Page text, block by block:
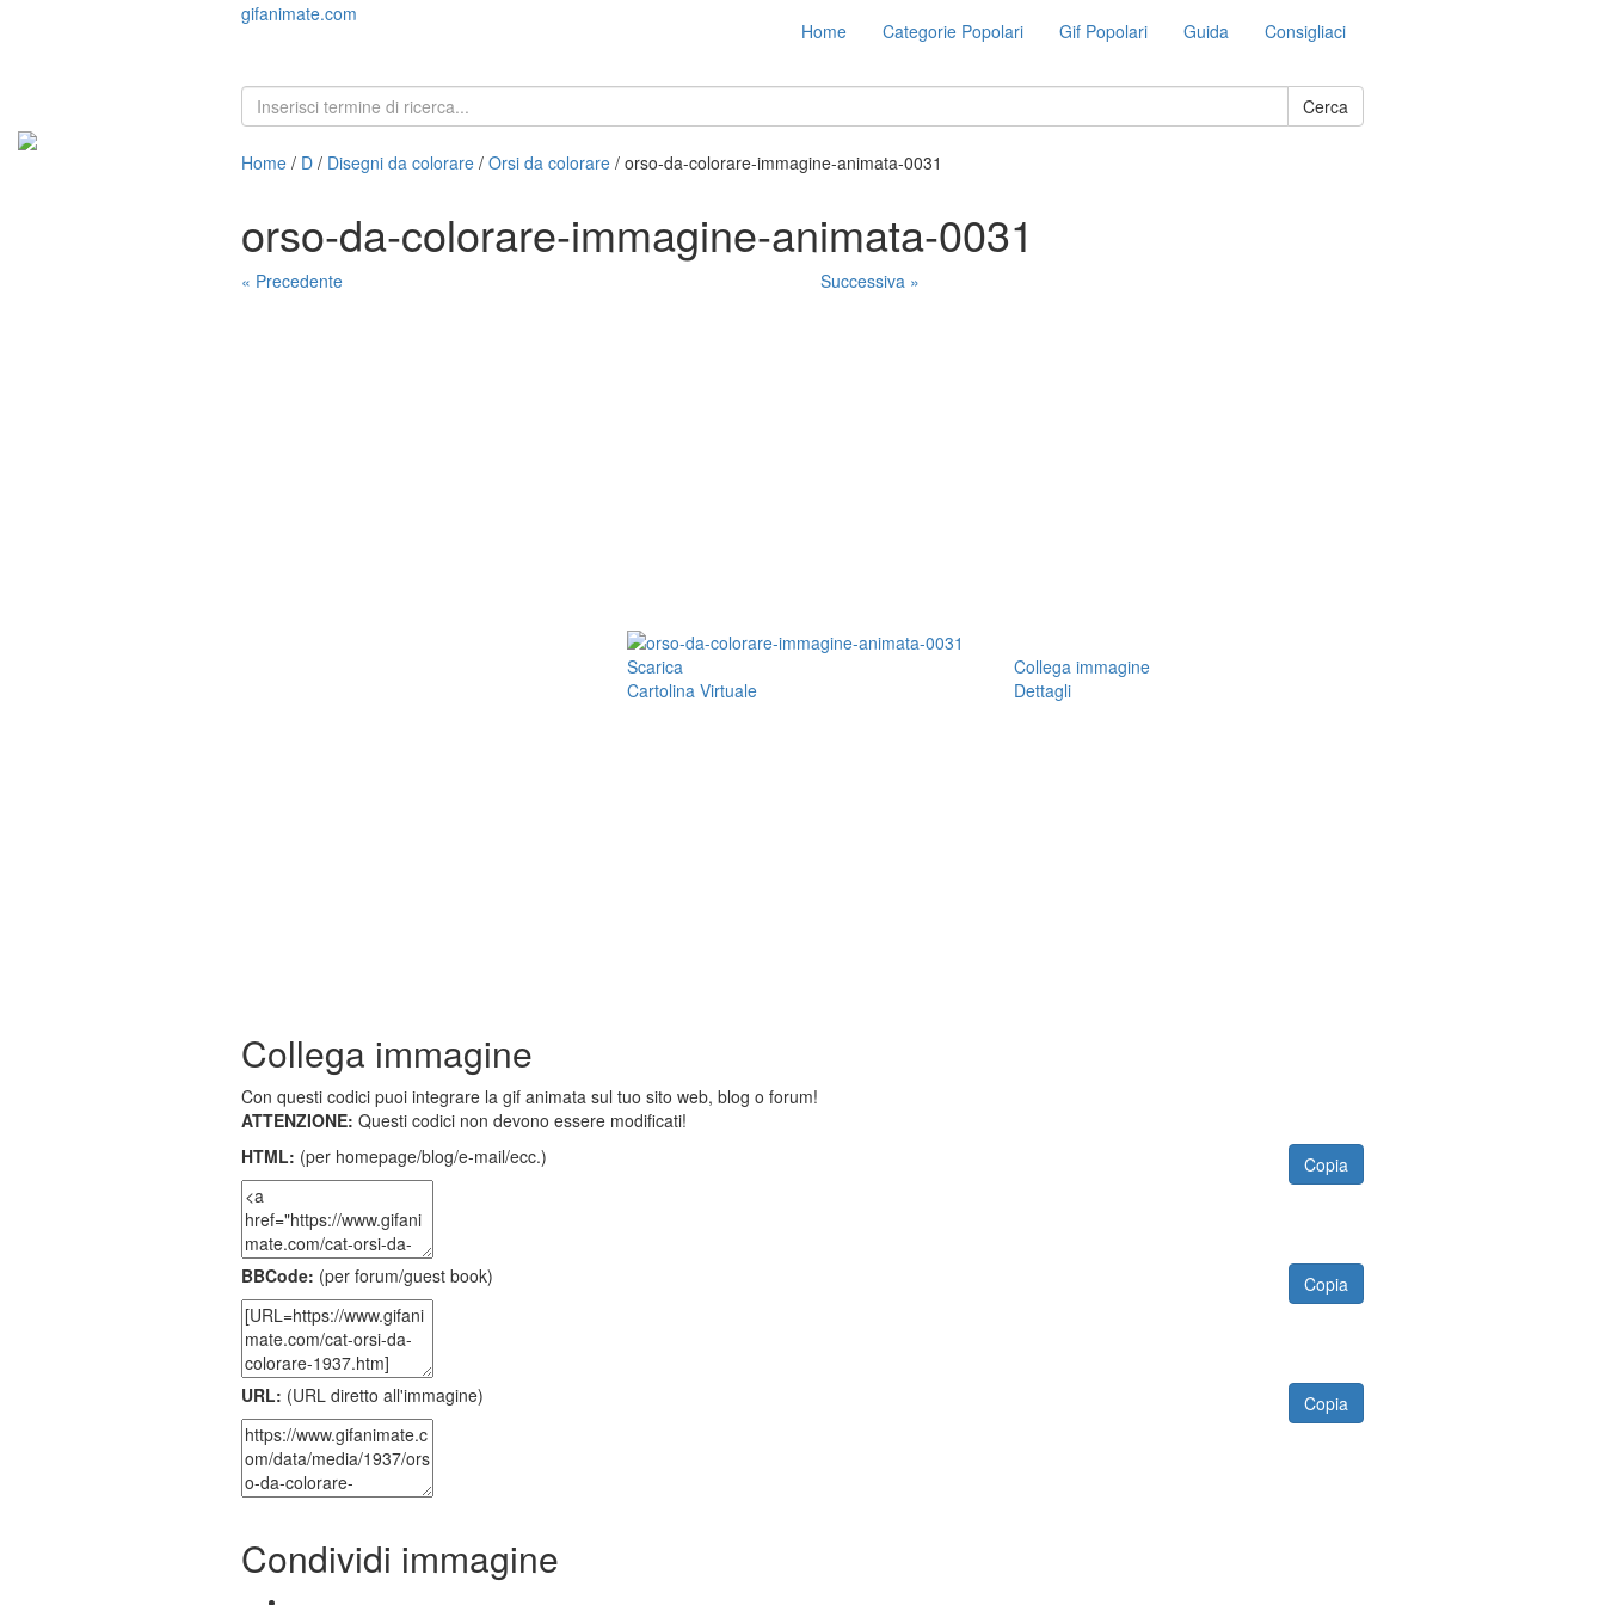
gifanimate.com
Home Categorie Popolari Gif Popolari Guida Consigliaci
Cerca
Home / D / Disegni da colorare / Orsi da colorare / orso-da-colorare-immagine-animata-0031
orso-da-colorare-immagine-animata-0031
« Precedente Successiva »
Scarica
Collega immagine
Cartolina Virtuale
Dettagli
Collega immagine
Con questi codici puoi integrare la gif animata sul tuo sito web, blog o forum!
ATTENZIONE: Questi codici non devono essere modificati!
HTML: (per homepage/blog/e-mail/ecc.) Copia
BBCode: (per forum/guest book) Copia
URL: (URL diretto all'immagine) Copia
Condividi immagine